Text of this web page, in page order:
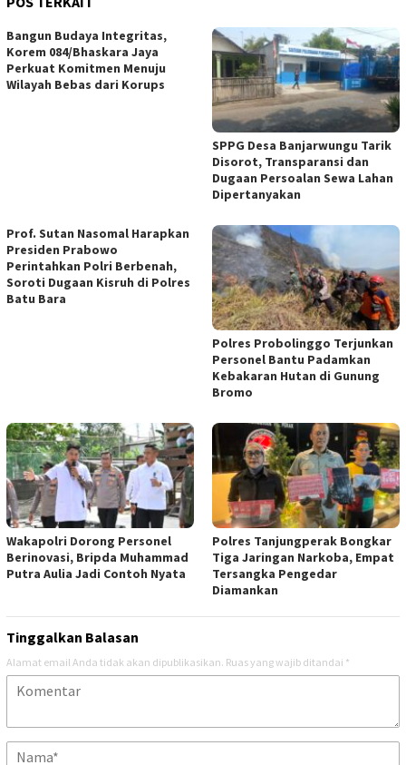
Bangun Budaya Integritas,
Korem 084/Bhaskara Jaya
Perkuat Komitmen Menuju
Wilayah Bebas dari Korups
SPPG Desa Banjarwungu Tarik
Disorot, Transparansi dan
Dugaan Persoalan Sewa Lahan
Dipertanyakan
Prof. Sutan Nasomal Harapkan
Presiden Prabowo
Perintahkan Polri Berbenah,
Soroti Dugaan Kisruh di Polres
Batu Bara
Polres Probolinggo Terjunkan
Personel Bantu Padamkan
Kebakaran Hutan di Gunung
Bromo
Wakapolri Dorong Personel
Berinovasi, Bripda Muhammad
Putra Aulia Jadi Contoh Nyata
Polres Tanjungperak Bongkar
Tiga Jaringan Narkoba, Empat
Tersangka Pengedar
Diamankan
Tinggalkan Balasan
Alamat email Anda tidak akan dipublikasikan. Ruas yang wajib ditandai *